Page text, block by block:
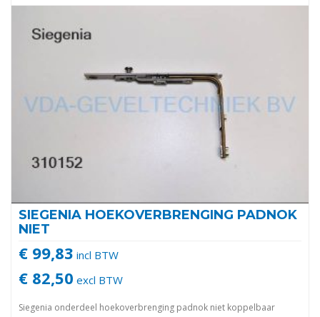
SIEGENIA HOEKOVERBRENGING PADNOK
NIET
€ 99,83 incl BTW
€ 82,50 excl BTW
Siegenia onderdeel hoekoverbrenging padnok niet koppelbaar